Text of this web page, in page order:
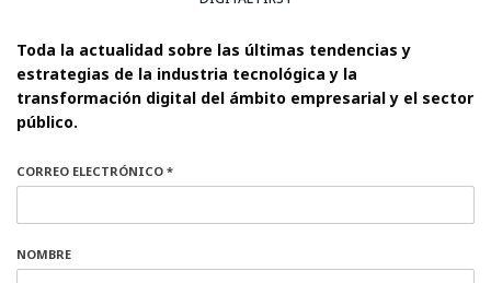
Toda la actualidad sobre las últimas tendencias y
estrategias de la industria tecnológica y la
transformación digital del ámbito empresarial y el sector
público.
CORREO ELECTRÓNICO *
NOMBRE